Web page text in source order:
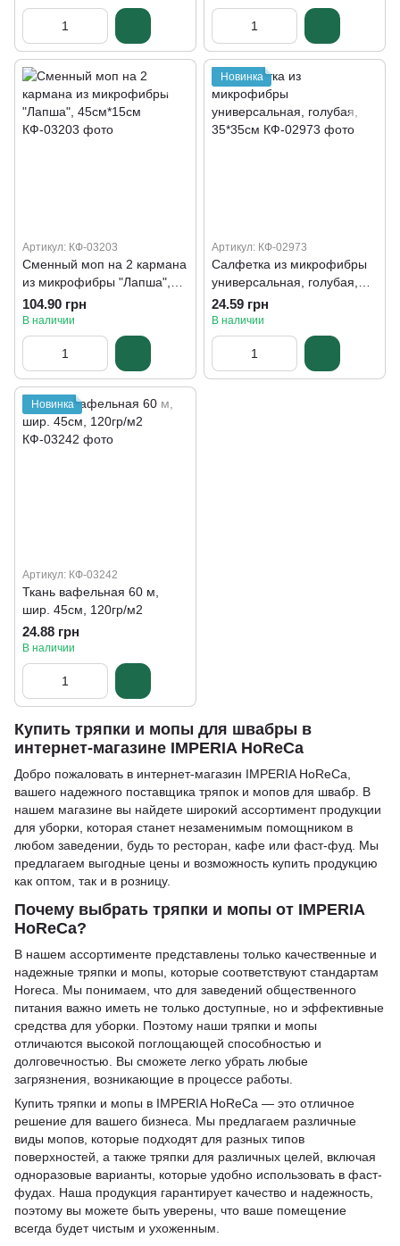
Артикул: КФ-03203
Сменный моп на 2 кармана
из микрофибры "Лапша",
45см*15см
104.90 грн
В наличии
Новинка
Артикул: КФ-02973
Салфетка из микрофибры
универсальная, голубая,
35*35см
24.59 грн
В наличии
Новинка
Артикул: КФ-03242
Ткань вафельная 60 м,
шир. 45см, 120гр/м2
24.88 грн
В наличии
Купить тряпки и мопы для швабры в
интернет-магазине IMPERIA HoReCa
Добро пожаловать в интернет-магазин IMPERIA HoReCa,
вашего надежного поставщика тряпок и мопов для швабр. В
нашем магазине вы найдете широкий ассортимент продукции
для уборки, которая станет незаменимым помощником в
любом заведении, будь то ресторан, кафе или фаст-фуд. Мы
предлагаем выгодные цены и возможность купить продукцию
как оптом, так и в розницу.
Почему выбрать тряпки и мопы от IMPERIA
HoReCa?
В нашем ассортименте представлены только качественные и
надежные тряпки и мопы, которые соответствуют стандартам
Horeca. Мы понимаем, что для заведений общественного
питания важно иметь не только доступные, но и эффективные
средства для уборки. Поэтому наши тряпки и мопы
отличаются высокой поглощающей способностью и
долговечностью. Вы сможете легко убрать любые
загрязнения, возникающие в процессе работы.
Купить тряпки и мопы в IMPERIA HoReCa — это отличное
решение для вашего бизнеса. Мы предлагаем различные
виды мопов, которые подходят для разных типов
поверхностей, а также тряпки для различных целей, включая
одноразовые варианты, которые удобно использовать в фаст-
фудах. Наша продукция гарантирует качество и надежность,
поэтому вы можете быть уверены, что ваше помещение
всегда будет чистым и ухоженным.